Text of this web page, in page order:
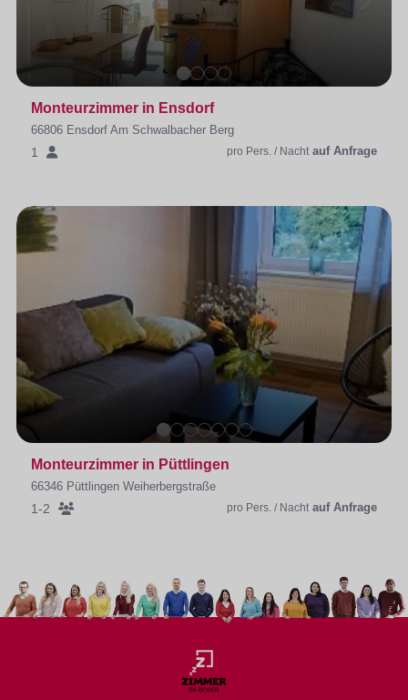
Monteurzimmer in Ensdorf
66806 Ensdorf Am Schwalbacher Berg
1 pro Pers. / Nacht auf Anfrage
Monteurzimmer in Püttlingen
66346 Püttlingen Weiherbergstraße
1-2 pro Pers. / Nacht auf Anfrage